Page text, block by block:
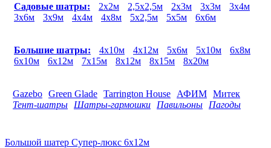
Садовые шатры: 2х2м 2,5х2,5м 2х3м 3х3м
3х4м
3х6м
3х9м 4х4м 4х8м 5х2,5м 5х5м 6х6м
Большие шатры: 4x10м 4x12м 5x6м 5x10м
6x8м
6x10м
6x12м 7x15м 8x12м 8x15м 8x20м
Gazebo Green Glade Tarrington House АФИМ Митек
Тент-шатры
Шатры-гармошки Павильоны Пагоды
Большой шатер Супер-люкс 6х12м